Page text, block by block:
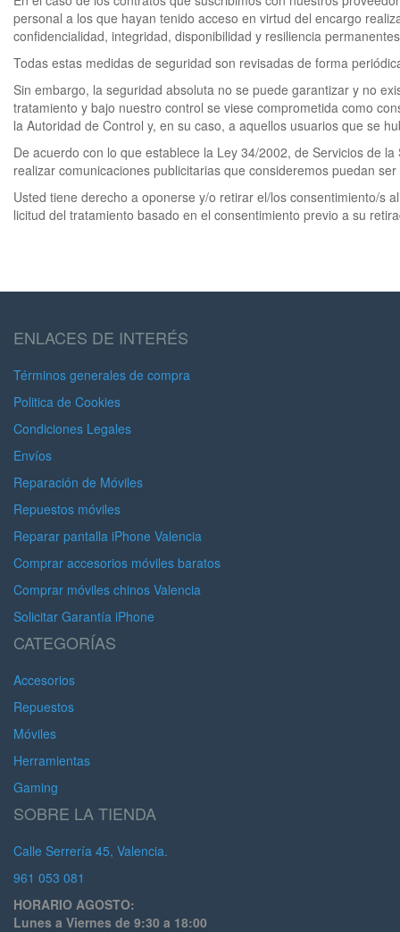
personal a los que hayan tenido acceso en virtud del encargo
confidencialidad, integridad, disponibilidad y resiliencia
Todas estas medidas de seguridad son revisadas de forma
Sin embargo, la seguridad absoluta no se puede garantizar y no
tratamiento y bajo nuestro control se viese comprometida como
la Autoridad de Control y, en su caso, a aquellos usuarios que se
De acuerdo con lo que establece la Ley 34/2002, de Servicios de
realizar comunicaciones publicitarias que consideremos puedan
Usted tiene derecho a oponerse y/o retirar el/los consentimiento/s
licitud del tratamiento basado en el consentimiento previo a su
ENLACES DE INTERÉS
Términos generales de compra
Politica de Cookies
Condiciones Legales
Envíos
Reparación de Móviles
Repuestos móviles
Reparar pantalla iPhone Valencia
Comprar accesorios móviles baratos
Comprar móviles chinos Valencia
Solicitar Garantía iPhone
CATEGORÍAS
Accesorios
Repuestos
Móviles
Herramientas
Gaming
SOBRE LA TIENDA
Calle Serrería 45, Valencia.
961 053 081
HORARIO AGOSTO:
Lunes a Viernes de 9:30 a 18:00